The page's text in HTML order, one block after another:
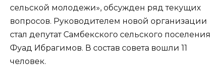
сельской молодежи», обсужден ряд текущих
вопросов. Руководителем новой организации
стал депутат Самбекского сельского поселения
Фуад Ибрагимов. В состав совета вошли 11
человек.